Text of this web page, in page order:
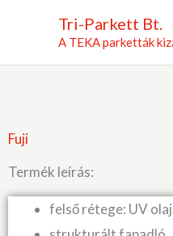
content
Tri-Parkett Bt.
A TEKA parketták
Fuji
Termék leírás:
felső rétege: UV